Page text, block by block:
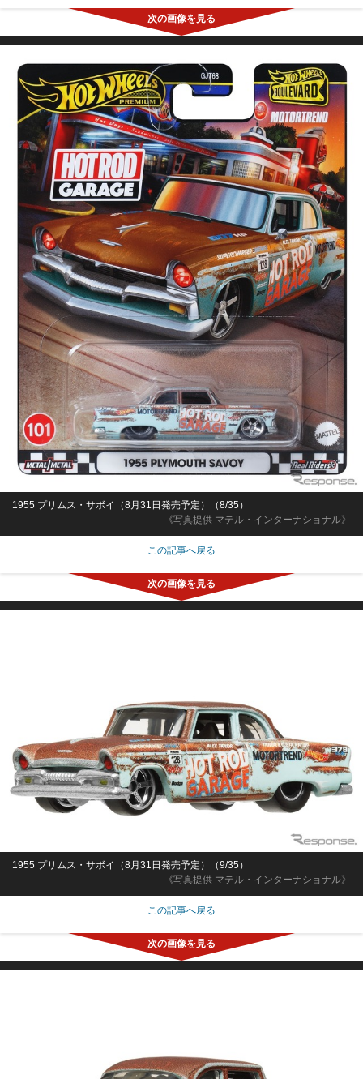
《写真提供 マテル・インターナショナル》
1955 プリムス・サボイ（8月31日発売予定）（8/35）
この記事へ戻る
《写真提供 マテル・インターナショナル》
1955 プリムス・サボイ（8月31日発売予定）（9/35）
この記事へ戻る